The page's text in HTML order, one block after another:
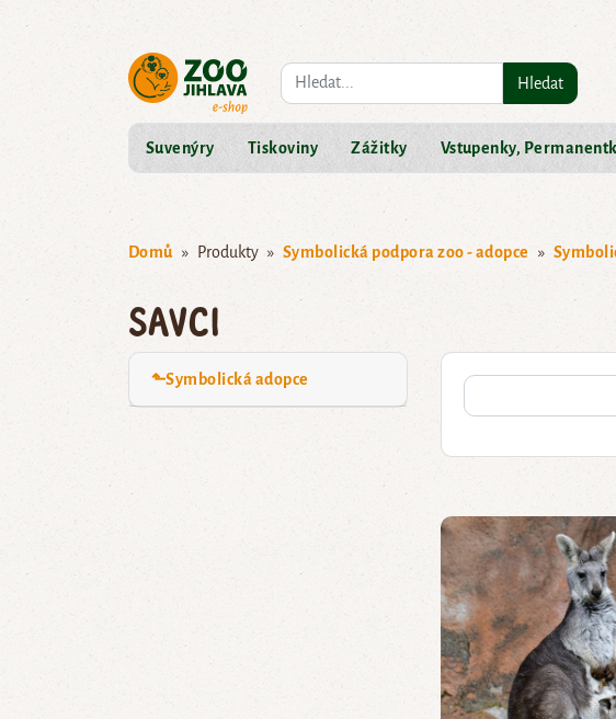
Co hledáte? Hledat
Suvenýry Tiskoviny Zážitky Vstupenky,
Domů Produkty Symbolická podpora zoo - adopce
Savci
⬑Symbolická adopce